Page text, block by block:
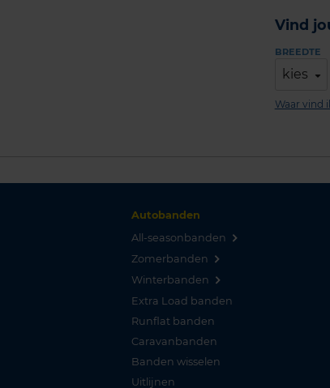
Vind
BREEDTE
kies
Waar vind
Autobanden
All-seasonbanden
Zomerbanden
Winterbanden
Extra Load banden
Runflat banden
Caravanbanden
Banden wisselen
Uitlijnen